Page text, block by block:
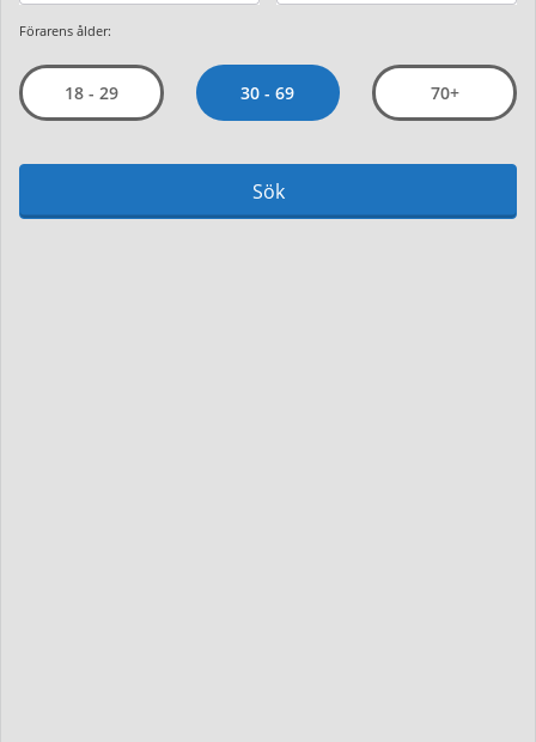
Förarens ålder:
18 - 29 30 - 69 70+
Sök